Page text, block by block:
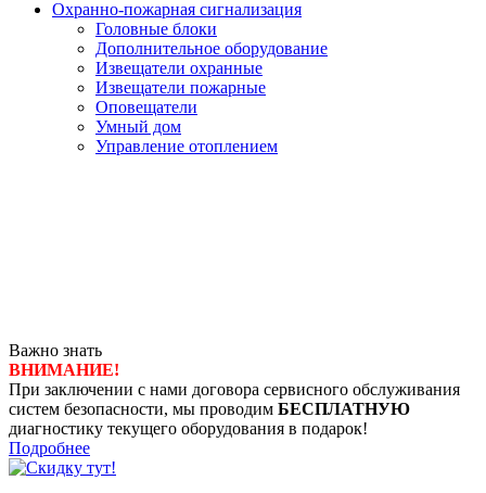
Охранно-пожарная сигнализация
Головные блоки
Дополнительное оборудование
Извещатели охранные
Извещатели пожарные
Оповещатели
Умный дом
Управление отоплением
Важно знать
ВНИМАНИЕ!
При заключении с нами договора сервисного обслуживания
систем безопасности, мы проводим БЕСПЛАТНУЮ
диагностику текущего оборудования в подарок!
Подробнее